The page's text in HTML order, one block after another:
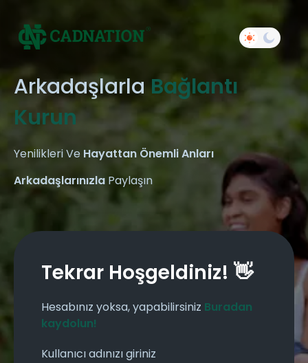
Arkadaşlarla Bağlantı
Kurun
Yenilikleri Ve Hayattan Önemli Anları
Arkadaşlarınızla Paylaşın
Tekrar Hoşgeldiniz! 👋
Hesabınız yoksa, yapabilirsiniz Buradan
kaydolun!
Kullanıcı adınızı giriniz